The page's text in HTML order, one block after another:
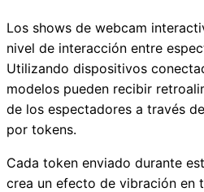
Los shows de webcam
nivel de interacción entre
Utilizando dispositivos
modelos pueden recibir
de los espectadores a través
por tokens.
Cada token enviado durante
crea un efecto de vibración en